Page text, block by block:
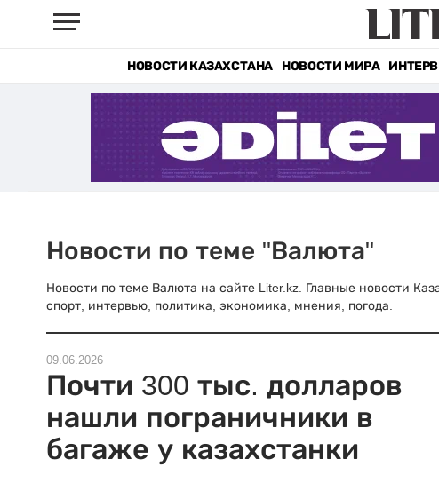
НОВОСТИ КАЗАХСТАНА НОВОСТИ МИРА
Новости по теме "Валюта"
Новости по теме Валюта на сайте Liter.kz. Главные новости
спорт, интервью, политика, экономика, мнения, погода.
09.06.2026
Почти 300 тыс. долларов
нашли пограничники в
багаже у казахстанки